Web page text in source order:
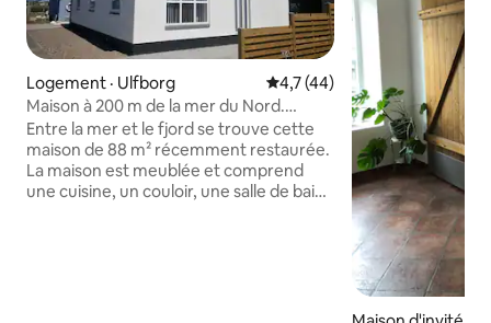
Logement · Ulfborg Note moyenne de 4,7 sur 5,
4,7 (44)
Maison à 200 m de la mer du Nord.
Nettoyage final inclus !
Entre la mer et le fjord se trouve cette
maison de 88 m² récemment restaurée.
La maison est meublée et comprend
une cuisine, un couloir, une salle de bain,